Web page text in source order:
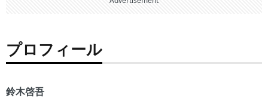
プロフィール
鈴木啓吾